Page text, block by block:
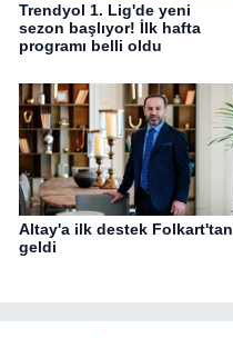
Trendyol 1. Lig'de yeni
sezon başlıyor! İlk hafta
programı belli oldu
Altay'a ilk destek Folkart'tan
geldi